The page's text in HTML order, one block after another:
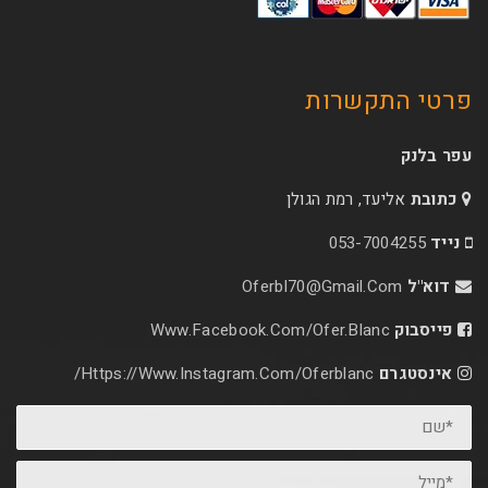
רמת הגולן
053-
Www.facebook.com/
Https://www.instagram.com/oferblanc/